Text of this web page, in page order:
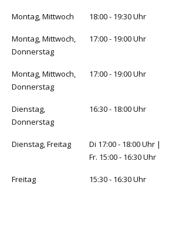
Montag, Mittwoch 18:00 - 19:30 Uhr
Montag, Mittwoch,
Donnerstag
17:00 - 19:00 Uhr
Montag, Mittwoch,
Donnerstag
17:00 - 19:00 Uhr
Dienstag,
Donnerstag
16:30 - 18:00 Uhr
Dienstag, Freitag
Di 17:00 - 18:00 Uhr |
Fr. 15:00 - 16:30 Uhr
Freitag 15:30 - 16:30 Uhr